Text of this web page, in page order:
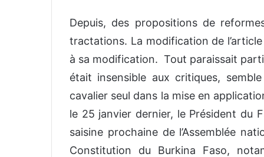
Depuis, des propositions de
tractations. La modification de
à sa modification. Tout paraissait
était insensible aux critiques,
cavalier seul dans la mise en
le 25 janvier dernier, le Président du
saisine prochaine de l’Assemblée
Constitution du Burkina Faso,